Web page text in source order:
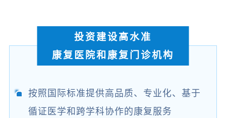
投资建设高水准
康复医院和康复门诊机构
按照国际标准提供高品质、专业化、基于
循证医学和跨学科协作的康复服务